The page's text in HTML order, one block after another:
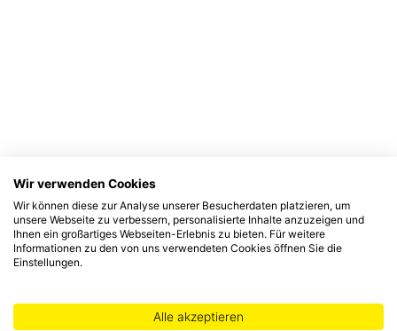
Wir verwenden Cookies
Wir können diese zur Analyse unserer Besucherdaten platzieren, um
unsere Webseite zu verbessern, personalisierte Inhalte anzuzeigen und
Ihnen ein großartiges Webseiten-Erlebnis zu bieten. Für weitere
Informationen zu den von uns verwendeten Cookies öffnen Sie die
Einstellungen.
Alle akzeptieren